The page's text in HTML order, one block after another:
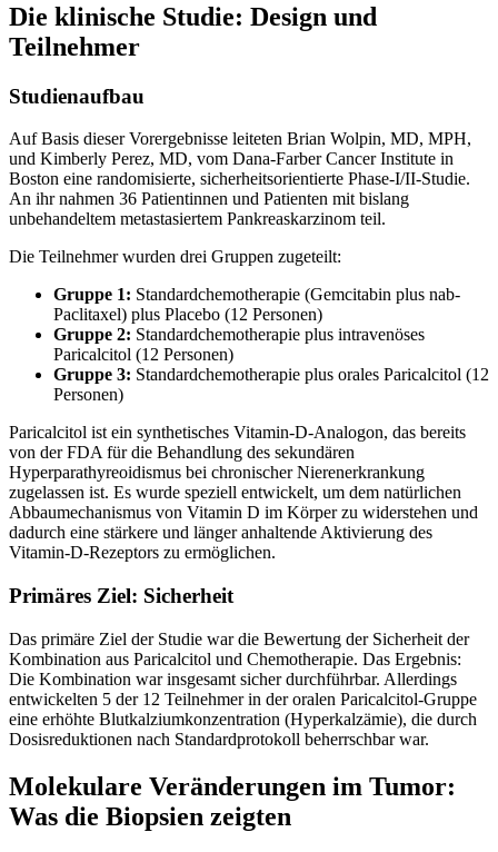
Die klinische Studie: Design und
Teilnehmer
Studienaufbau
Auf Basis dieser Vorergebnisse leiteten Brian Wolpin, MD, MPH,
und Kimberly Perez, MD, vom Dana-Farber Cancer Institute in
Boston eine randomisierte, sicherheitsorientierte Phase-I/II-Studie.
An ihr nahmen 36 Patientinnen und Patienten mit bislang
unbehandeltem metastasiertem Pankreaskarzinom teil.
Die Teilnehmer wurden drei Gruppen zugeteilt:
Gruppe 1: Standardchemotherapie (Gemcitabin plus nab-
Paclitaxel) plus Placebo (12 Personen)
Gruppe 2: Standardchemotherapie plus intravenöses
Paricalcitol (12 Personen)
Gruppe 3: Standardchemotherapie plus orales Paricalcitol (12
Personen)
Paricalcitol ist ein synthetisches Vitamin-D-Analogon, das bereits
von der FDA für die Behandlung des sekundären
Hyperparathyreoidismus bei chronischer Nierenerkrankung
zugelassen ist. Es wurde speziell entwickelt, um dem natürlichen
Abbaumechanismus von Vitamin D im Körper zu widerstehen und
dadurch eine stärkere und länger anhaltende Aktivierung des
Vitamin-D-Rezeptors zu ermöglichen.
Primäres Ziel: Sicherheit
Das primäre Ziel der Studie war die Bewertung der Sicherheit der
Kombination aus Paricalcitol und Chemotherapie. Das Ergebnis:
Die Kombination war insgesamt sicher durchführbar. Allerdings
entwickelten 5 der 12 Teilnehmer in der oralen Paricalcitol-Gruppe
eine erhöhte Blutkalziumkonzentration (Hyperkalzämie), die durch
Dosisreduktionen nach Standardprotokoll beherrschbar war.
Molekulare Veränderungen im Tumor:
Was die Biopsien zeigten